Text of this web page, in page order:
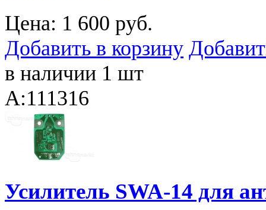
Цена: 1 600 руб.
Добавить в корзину
в наличии 1 шт
A:111316
Усилитель SWA-14 для